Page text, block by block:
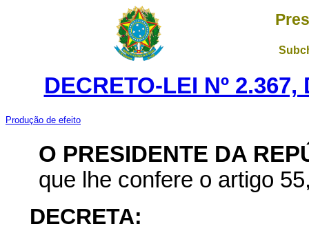
DECRETO-LEI Nº
Produção de efeito
O PRESIDENTE DA
que lhe confere o artigo
DECRETA: